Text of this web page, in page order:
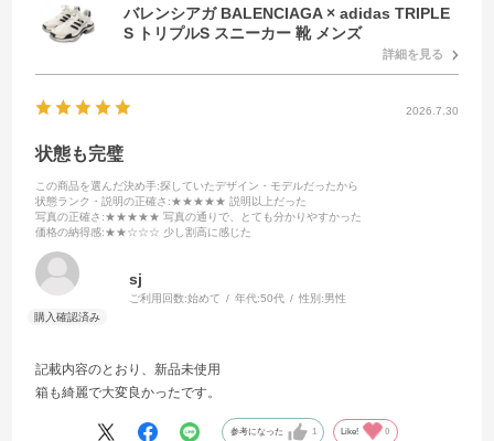
バレンシアガ BALENCIAGA × adidas TRIPLE
S トリプルS スニーカー 靴 メンズ
詳細を見る
2026.7.30
状態も完璧
この商品を選んだ決め手:探していたデザイン・モデルだったから
状態ランク・説明の正確さ :★★★★★ 説明以上だった
写真の正確さ :★★★★★ 写真の通りで、とても分かりやすかった
価格の納得感:★★☆☆☆ 少し割高に感じた
sj
ご利用回数:始めて 年代:50代 性別:男性
記載内容のとおり、新品未使用
箱も綺麗で大変良かったです。
参考になった 1 Like! 0